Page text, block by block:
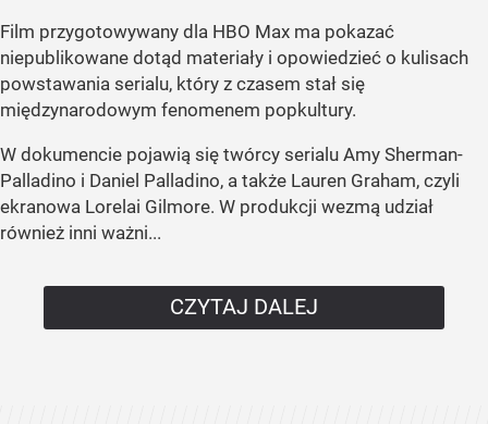
Film przygotowywany dla HBO Max ma pokazać
niepublikowane dotąd materiały i opowiedzieć o kulisach
powstawania serialu, który z czasem stał się
międzynarodowym fenomenem popkultury.
W dokumencie pojawią się twórcy serialu Amy Sherman-
Palladino i Daniel Palladino, a także Lauren Graham, czyli
ekranowa Lorelai Gilmore. W produkcji wezmą udział
również inni ważni...
CZYTAJ DALEJ